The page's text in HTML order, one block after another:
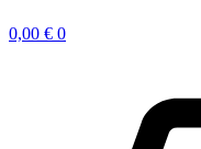
0,00 € 0